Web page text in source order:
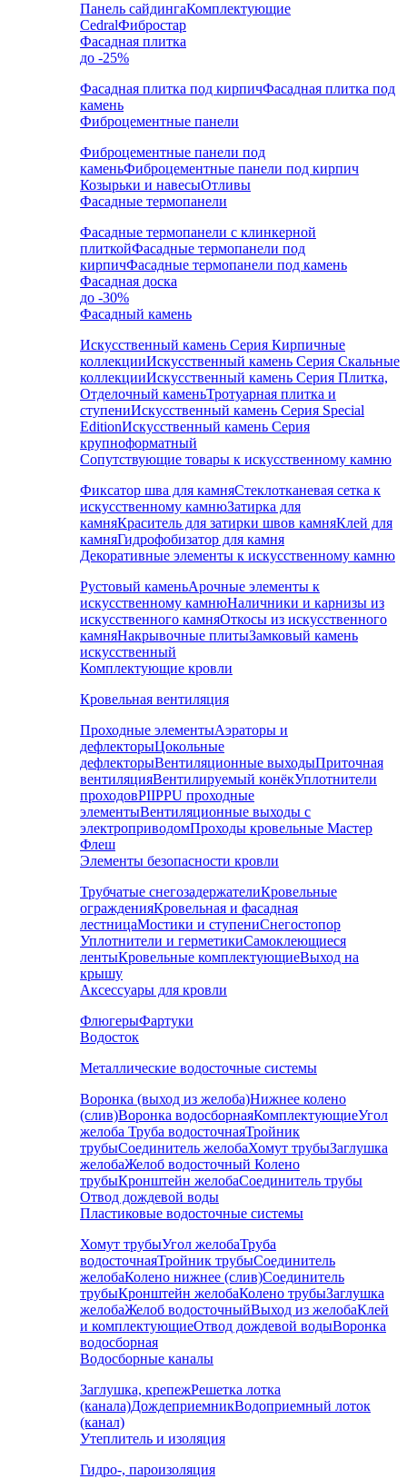
Панель сайдингаКомплектующие
CedralФибростар
Фасадная плитка
до -25%
Фасадная плитка под кирпичФасадная плитка под
камень
Фиброцементные панели
Фиброцементные панели под
каменьФиброцементные панели под кирпич
Козырьки и навесыОтливы
Фасадные термопанели
Фасадные термопанели с клинкерной
плиткойФасадные термопанели под
кирпичФасадные термопанели под камень
Фасадная доска
до -30%
Фасадный камень
Искусственный камень Серия Кирпичные
коллекцииИскусственный камень Серия Скальные
коллекцииИскусственный камень Серия Плитка,
Отделочный каменьТротуарная плитка и
ступениИскусственный камень Серия Special
EditionИскусственный камень Серия
крупноформатный
Сопутствующие товары к искусственному камню
Фиксатор шва для камняСтеклотканевая сетка к
искусственному камнюЗатирка для
камняКраситель для затирки швов камняКлей для
камняГидрофобизатор для камня
Декоративные элементы к искусственному камню
Рустовый каменьАрочные элементы к
искусственному камнюНаличники и карнизы из
искусственного камняОткосы из искусственного
камняНакрывочные плитыЗамковый камень
искусственный
Комплектующие кровли
Кровельная вентиляция
Проходные элементыАэраторы и
дефлекторыЦокольные
дефлекторыВентиляционные выходыПриточная
вентиляцияВентилируемый конёкУплотнители
проходовPIIPPU проходные
элементыВентиляционные выходы с
электроприводомПроходы кровельные Мастер
Флеш
Элементы безопасности кровли
Трубчатые снегозадержателиКровельные
огражденияКровельная и фасадная
лестницаМостики и ступениСнегостопор
Уплотнители и герметикиСамоклеющиеся
лентыКровельные комплектующиеВыход на
крышу
Аксессуары для кровли
ФлюгерыФартуки
Водосток
Металлические водосточные системы
Воронка (выход из желоба)Нижнее колено
(слив)Воронка водосборнаяКомплектующиеУгол
желоба Труба водосточнаяТройник
трубыСоединитель желобаХомут трубыЗаглушка
желобаЖелоб водосточный Колено
трубыКронштейн желобаСоединитель трубы
Отвод дождевой воды
Пластиковые водосточные системы
Хомут трубыУгол желобаТруба
водосточнаяТройник трубыСоединитель
желобаКолено нижнее (слив)Соединитель
трубыКронштейн желобаКолено трубыЗаглушка
желобаЖелоб водосточныйВыход из желобаКлей
и комплектующиеОтвод дождевой водыВоронка
водосборная
Водосборные каналы
Заглушка, крепежРешетка лотка
(канала)ДождеприемникВодоприемный лоток
(канал)
Утеплитель и изоляция
Гидро-, пароизоляция